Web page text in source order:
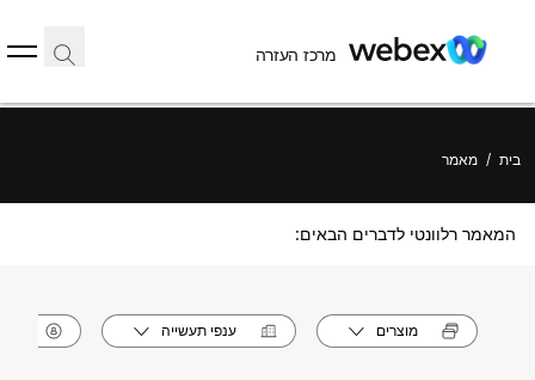
מרכז העזרה
בית / מאמר
המאמר רלוונטי לדברים הבאים:
מוצרים ענפי תעשייה